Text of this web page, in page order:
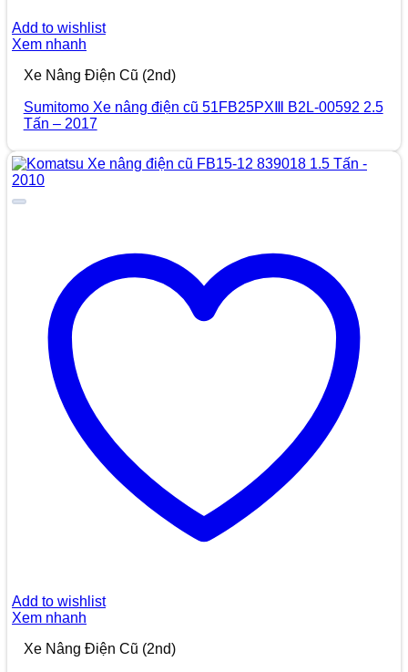
Add to wishlist
Xem nhanh
Xe Nâng Điện Cũ (2nd)
Sumitomo Xe nâng điện cũ 51FB25PXⅢ B2L-00592 2.5
Tấn – 2017
Add to wishlist
Xem nhanh
Xe Nâng Điện Cũ (2nd)